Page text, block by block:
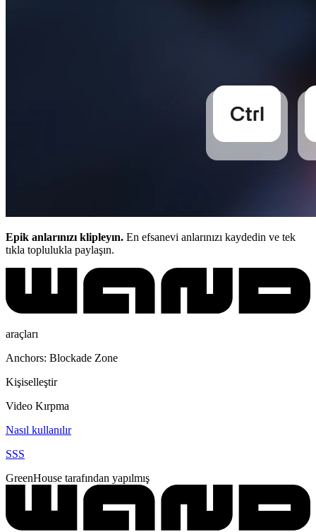
Epik anlarınızı klipleyın. En efsanevi anlarınızı kaydedin ve tek
tıkla toplulukla paylaşın.
araçları
Anchors: Blockade Zone
Kişiselleştir
Video Kırpma
Nasıl kullanılır
SSS
GreenHouse tarafından yapılmış